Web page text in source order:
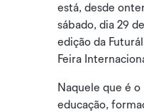
está, desde
sábado, dia 29
edição da
Feira
Naquele que é
educação,